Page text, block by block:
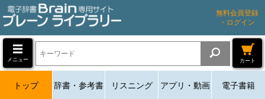
無料会員登録
・ログイン
メニュー カート
トップ 辞書・参考書 リスニング アプリ・動画 電子書籍